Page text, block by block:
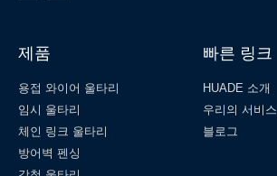
제품
용접 와이어 울타리
임시 울타리
체인 링크 울타리
방어벽 펜싱
빠른 링크
HUADE 소개
우리의 서비스
블로그